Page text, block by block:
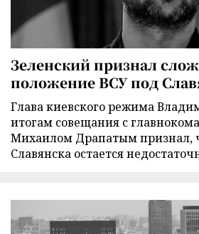
Зеленский признал
положение ВСУ под
Глава киевского режима
итогам совещания с
Михаилом Драпатым признал,
Славянска остается